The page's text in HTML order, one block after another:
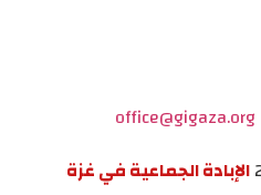
office@gigaza.org
الإبادة الجماعية في غزة